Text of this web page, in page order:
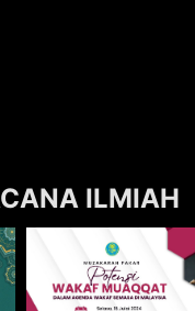
ILMIAH